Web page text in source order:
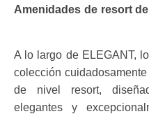
Amenidades de resort
A lo largo de ELEGANT,
colección
de nivel resort,
elegantes y